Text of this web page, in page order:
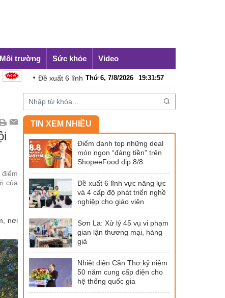
Môi trường Sức khỏe Video
6 lĩnh vực năng lực và 4 cấp độ phát triển nghề nghiệp cho giáo
Thứ 6, 7/8/2026 19:31:59
của
nơi
TIN XEM NHIỀU
Điểm danh top những deal
món ngon “đáng tiền” trên
ShopeeFood dịp 8/8
Đề xuất 6 lĩnh vực năng lực
và 4 cấp độ phát triển nghề
nghiệp cho giáo viên
Sơn La: Xử lý 45 vụ vi phạm
gian lận thương mại, hàng
giả
Nhiệt điện Cần Thơ kỷ niệm
50 năm cung cấp điện cho
hệ thống quốc gia